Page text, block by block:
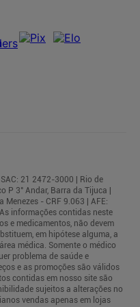
21 2472-3000 | Rio de
P 3° Andar, Barra da Tijuca |
Menezes - CRF 9.063 | AFE:
informações contidas neste
e medicamentos, não devem
em hipótese alguma, a
médica. Somente o médico
problema de saúde e
e as promoções são válidos
contidas em nosso site são
sujeitos a alterações no
vendas apenas em lojas